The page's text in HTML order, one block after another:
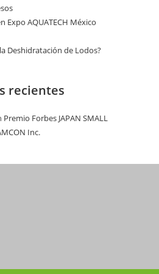
Expo AQUATECH México
Deshidratación de Lodos?
recientes
Premio Forbes JAPAN SMALL
Inc.